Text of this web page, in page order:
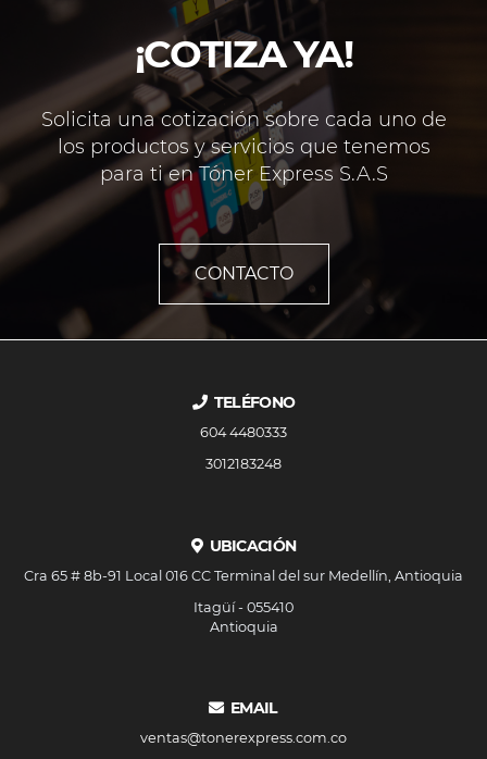
¡COTIZA YA!
Solicita una cotización sobre cada uno de
los productos y servicios que tenemos
para ti en Tóner Express S.A.S
CONTACTO
TELÉFONO
604 4480333
3012183248
UBICACIÓN
Cra 65 # 8b-91 Local 016 CC Terminal del sur Medellín, Antioquia
Itagüí - 055410
Antioquia
EMAIL
ventas@tonerexpress.com.co